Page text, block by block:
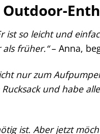
ist so leicht und
früher.“– Anna,
nur zum
und habe
ist. Aber jetzt